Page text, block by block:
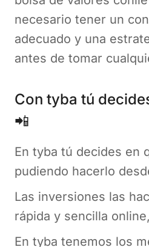
necesario tener un
adecuado y una
antes de tomar
Con tyba tú
📲
En tyba tú decides en
pudiendo hacerlo
Las inversiones las
rápida y sencilla
En tyba tenemos los